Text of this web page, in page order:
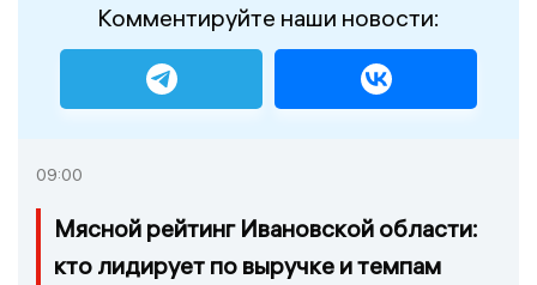
Комментируйте наши новости:
09:00
Мясной рейтинг Ивановской области:
кто лидирует по выручке и темпам